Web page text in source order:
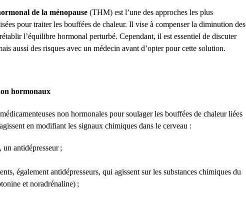
de la ménopause (THM) est l’une des approches les plus
pour traiter les bouffées de chaleur. Il vise à compenser la diminution des
l’équilibre hormonal perturbé. Cependant, il est essentiel de discuter
aussi des risques avec un médecin avant d’opter pour cette solution.
hormonaux
non hormonales pour soulager les bouffées de chaleur liées
en modifiant les signaux chimiques dans le cerveau :
un antidépresseur ;
également antidépresseurs, qui agissent sur les substances chimiques du
et noradrénaline) ;